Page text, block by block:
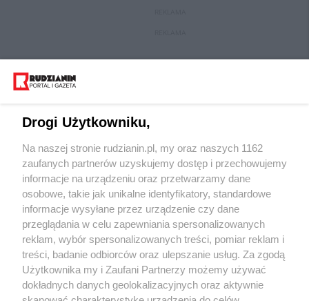
Wydawca mediówlokalnych
Drogi Użytkowniku,
Na naszej stronie rudzianin.pl, my oraz naszych 1162
zaufanych partnerów uzyskujemy dostęp i przechowujemy
informacje na urządzeniu oraz przetwarzamy dane
osobowe, takie jak unikalne identyfikatory, standardowe
informacje wysyłane przez urządzenie czy dane
przeglądania w celu zapewniania spersonalizowanych
reklam, wybór spersonalizowanych treści, pomiar reklam i
treści, badanie odbiorców oraz ulepszanie usług. Za zgodą
Użytkownika my i Zaufani Partnerzy możemy używać
dokładnych danych geolokalizacyjnych oraz aktywnie